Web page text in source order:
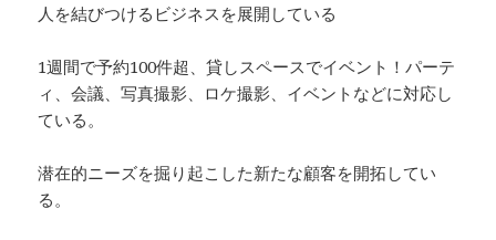
人を結びつけるビジネスを展開している
1週間で予約100件超、貸しスペースでイベント！パーテ
ィ、会議、写真撮影、ロケ撮影、イベントなどに対応し
ている。
潜在的ニーズを掘り起こした新たな顧客を開拓してい
る。